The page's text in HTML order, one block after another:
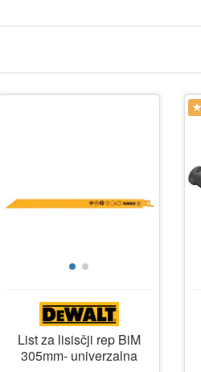
List za lisisčji rep BiM
305mm- univerzalna